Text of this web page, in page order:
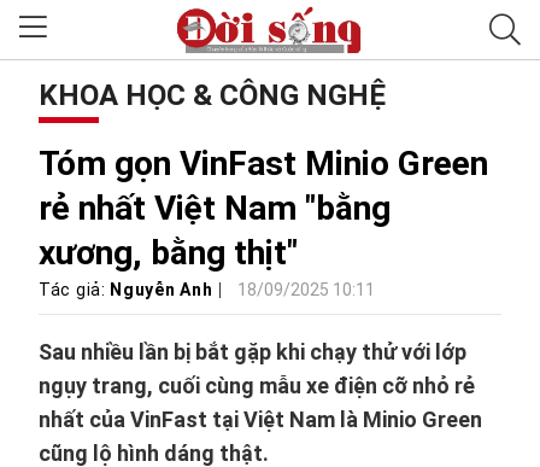
KHOA HỌC & CÔNG NGHỆ
Tóm gọn VinFast Minio Green
rẻ nhất Việt Nam "bằng
xương, bằng thịt"
Tác giả: Nguyễn Anh 18/09/2025 10:11
Sau nhiều lần bị bắt gặp khi chạy thử với lớp
ngụy trang, cuối cùng mẫu xe điện cỡ nhỏ rẻ
nhất của VinFast tại Việt Nam là Minio Green
cũng lộ hình dáng thật.